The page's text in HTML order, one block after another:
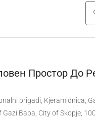
Простор До
brigadi, Kjeramidnica,
Baba, City of Skopje,